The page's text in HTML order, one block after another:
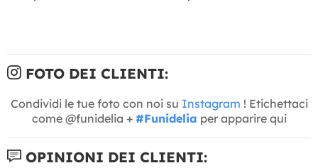
FOTO DEI CLIENTI:
Condividi le tue foto con noi su Instagram ! Etichettaci
come @funidelia + #Funidelia per apparire qui
OPINIONI DEI CLIENTI: